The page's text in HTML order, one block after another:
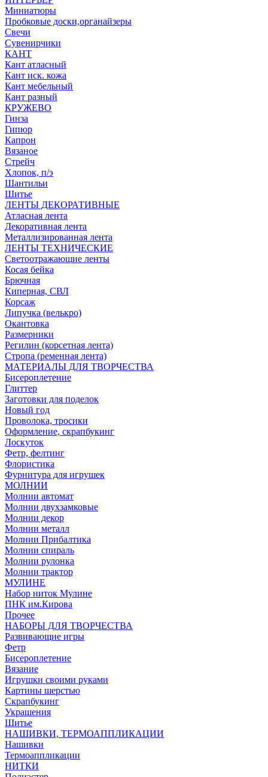
Миниатюры
Пробковые доски,органайзеры
Свечи
Сувенирчики
КАНТ
Кант атласный
Кант иск. кожа
Кант мебельный
Кант разный
КРУЖЕВО
Гинза
Гипюр
Капрон
Вязаное
Стрейч
Хлопок, п/э
Шантильи
Шитье
ЛЕНТЫ ДЕКОРАТИВНЫЕ
Атласная лента
Декоративная лента
Металлизированная лента
ЛЕНТЫ ТЕХНИЧЕСКИЕ
Светоотражающие ленты
Косая бейка
Брючная
Киперная, СВЛ
Корсаж
Липучка (велькро)
Окантовка
Размерники
Регилин (корсетная лента)
Стропа (ременная лента)
МАТЕРИАЛЫ ДЛЯ ТВОРЧЕСТВА
Бисероплетение
Глиттер
Заготовки для поделок
Новый год
Проволока, тросики
Оформление, скрапбукинг
Лоскуток
Фетр, фелтинг
Флористика
Фурнитура для игрушек
МОЛНИИ
Молнии автомат
Молнии двухзамковые
Молнии декор
Молнии металл
Молнии Прибалтика
Молнии спираль
Молнии рулонка
Молнии трактор
МУЛИНЕ
Набор ниток Мулине
ПНК им.Кирова
Прочее
НАБОРЫ ДЛЯ ТВОРЧЕСТВА
Развивающие игры
Фетр
Бисероплетение
Вязание
Игрушки своими руками
Картины шерстью
Скрапбукинг
Украшения
Шитье
НАШИВКИ, ТЕРМОАППЛИКАЦИИ
Нашивки
Термоаппликации
НИТКИ